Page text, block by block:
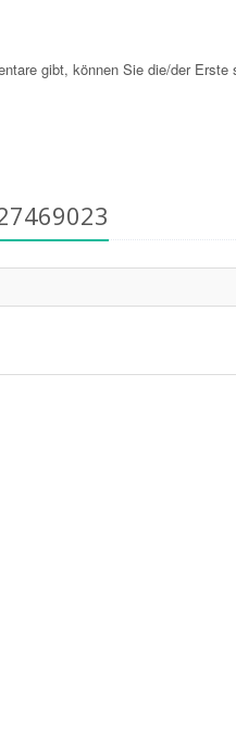
gibt, können Sie die/der Erste